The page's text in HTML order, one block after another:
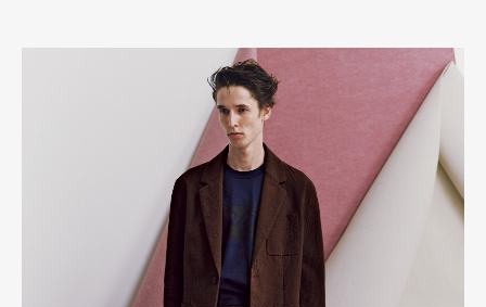
Contact
Pen Meet
Pen international Pen tw